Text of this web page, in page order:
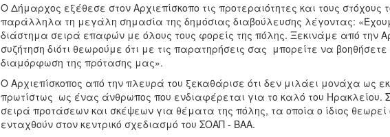
Ο Δήμαρχος εξέθεσε στον Αρχιεπίσκοπο τις προτεραιότητες και τους στόχους
παράλληλα τη μεγάλη σημασία της δημόσιας διαβούλευσης λέγοντας:
διάστημα σειρά επαφών με όλους τους φορείς της πόλης. Ξεκινάμε από την
συζήτηση διότι θεωρούμε ότι με τις παρατηρήσεις σας μπορείτε να
διαμόρφωση της πρότασης μας».
Ο Αρχιεπίσκοπος από την πλευρά του ξεκαθάρισε ότι δεν μιλάει μονάχα ως
πρωτίστως ως ένας άνθρωπος που ενδιαφέρεται για το καλό του Ηρακλείου.
σειρά προτάσεων και σκέψεων για θέματα της πόλης, τα οποία ο ίδιος θεωρεί
ενταχθούν στον κεντρικό σχεδιασμό του ΣΟΑΠ - ΒΑΑ.